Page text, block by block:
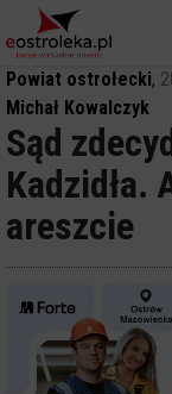
Powiat ostrołecki,
Michał Kowalczyk
Sąd
Kadzidła.
areszcie